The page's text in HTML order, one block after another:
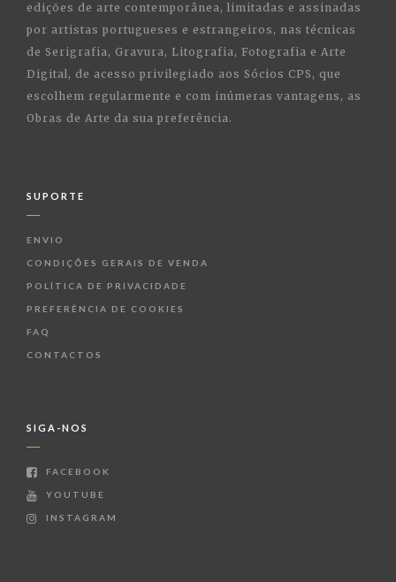
edições de arte contemporânea, limitadas e assinadas
por artistas portugueses e estrangeiros, nas técnicas
de Serigrafia, Gravura, Litografia, Fotografia e Arte
Digital, de acesso privilegiado aos Sócios CPS, que
escolhem regularmente e com inúmeras vantagens, as
Obras de Arte da sua preferência.
SUPORTE
ENVIO
CONDIÇÕES GERAIS DE VENDA
POLÍTICA DE PRIVACIDADE
PREFERÊNCIA DE COOKIES
FAQ
CONTACTOS
SIGA-NOS
FACEBOOK
YOUTUBE
INSTAGRAM